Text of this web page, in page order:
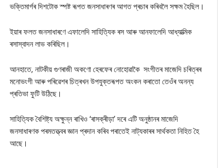
ভক্তিমাৰ্গৰ দিশটোক স্পষ্ট ৰূপত জনসাধাৰণৰ আগত প্ৰচাৰ কৰিবলৈ সক্ষম হৈছিল।
ইয়াৰ ফলত জনসাধাৰণে এফালেদি সাহিতি্যক ৰস আৰু আনফালেদি আধ্যাত্মিক
ৰসাস্বাদন লাভ কৰিছিল।
আনহাতে, নাটকীয় গুণৰাজী অকণো হেৰফেৰ নোহোৱাকৈ সংগীতৰ মাজেদি চৰিত্ৰৰ
মনোভংগী আৰু পৰিৱেশৰ চিত্ৰখন উপযুক্তৰূপত অংকন কৰাতো তেওঁৰ অনন্য
প্ৰতিভা ফুটি উঠিছে।
সাহিতি্যক বৈশিষ্ট্য অক্ষুন্ন ৰাখিও ‘ৰাসক্ৰীড়া’ দৰে এটি অনুষ্ঠানৰ মাজেদি
জনসাধাৰণক পৰমতত্ত্বৰ জ্ঞান প্ৰদান কৰিব পৰাতেই নাট্যকাৰৰ সাৰ্থকতা নিহিত হৈ
আছে।